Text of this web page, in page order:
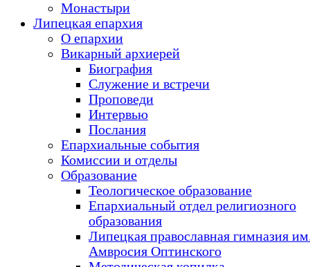
Монастыри
Липецкая епархия
О епархии
Викарный архиерей
Биография
Служение и встречи
Проповеди
Интервью
Послания
Епархиальные события
Комиссии и отделы
Образование
Теологическое образование
Епархиальный отдел религиозного
образования
Липецкая православная гимназия
Амвросия Оптинского